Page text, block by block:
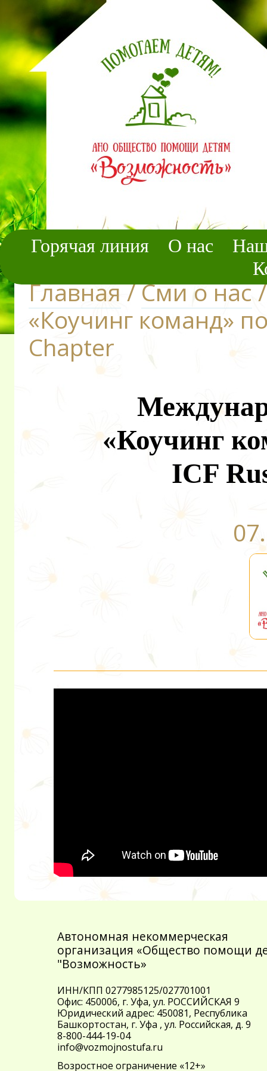
Горячая линия О нас
Главная/Сми о нас/
«Коучинг команд»
Chapter
«Коучинг
ICF
Автономная некоммерческая
организация «Общество помощи
"Возможность»
ИНН/КПП 0277985125/027701001
Офис: 450006, г. Уфа, ул. РОССИЙСКАЯ 9
Юридический адрес: 450081, Республика
Башкортостан, г. Уфа , ул. Российская, д. 9
8-800-444-19-04
info@vozmojnostufa.ru
Возростное ограничение «12+»